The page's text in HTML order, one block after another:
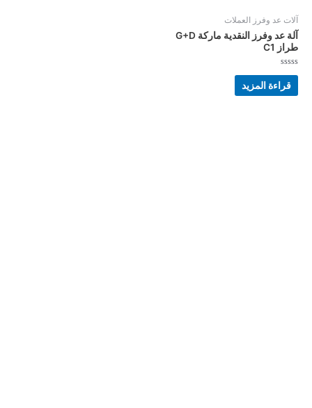
آلات عد وفرز العملات
آلة عد وفرز النقدية ماركة G+D
طراز C1
تم
التقييم
من
قراءة المزيد